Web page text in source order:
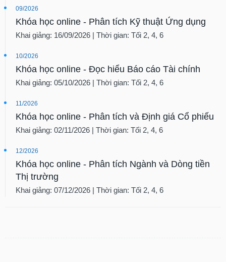
09/2026
Khóa học online - Phân tích Kỹ thuật Ứng dụng
Khai giảng: 16/09/2026 | Thời gian: Tối 2, 4, 6
10/2026
Khóa học online - Đọc hiểu Báo cáo Tài chính
Khai giảng: 05/10/2026 | Thời gian: Tối 2, 4, 6
11/2026
Khóa học online - Phân tích và Định giá Cổ phiếu
Khai giảng: 02/11/2026 | Thời gian: Tối 2, 4, 6
12/2026
Khóa học online - Phân tích Ngành và Dòng tiền
Thị trường
Khai giảng: 07/12/2026 | Thời gian: Tối 2, 4, 6